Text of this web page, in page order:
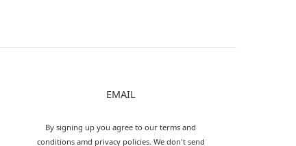
EMAIL
By signing up you agree to our terms and
conditions amd privacy policies. We don't send